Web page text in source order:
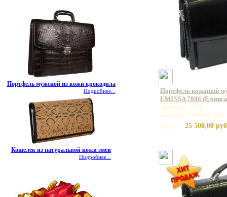
Портфель мужской из кожи крокодила
Подробнее...
Кошелек из натуральной кожи змеи
Подробнее...
Портфель кожаный
EMINSA 7086
Артикул: 7086
Базовая единица: шт
Цена:
25 500,00